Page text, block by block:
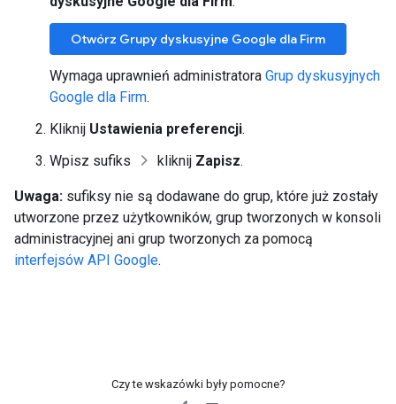
Otwórz Grupy dyskusyjne Google dla Firm
Wymaga uprawnień administratora Grup dyskusyjnych
Google dla Firm.
Kliknij Ustawienia preferencji.
Wpisz sufiks
kliknij Zapisz.
Uwaga: sufiksy nie są dodawane do grup, które już zostały
utworzone przez użytkowników, grup tworzonych w konsoli
administracyjnej ani grup tworzonych za pomocą
interfejsów API Google.
Czy te wskazówki były pomocne?